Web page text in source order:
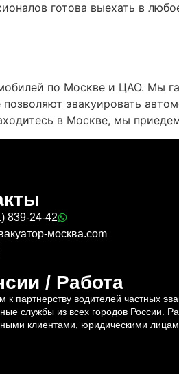
готова выехать в
по Москве и ЦАО. Мы
эвакуировать
в Москве, мы
839-24-42
москва.com
/ Работа
к партнерству водителей частных
службы из всех городов России.
клиентами, юридическими